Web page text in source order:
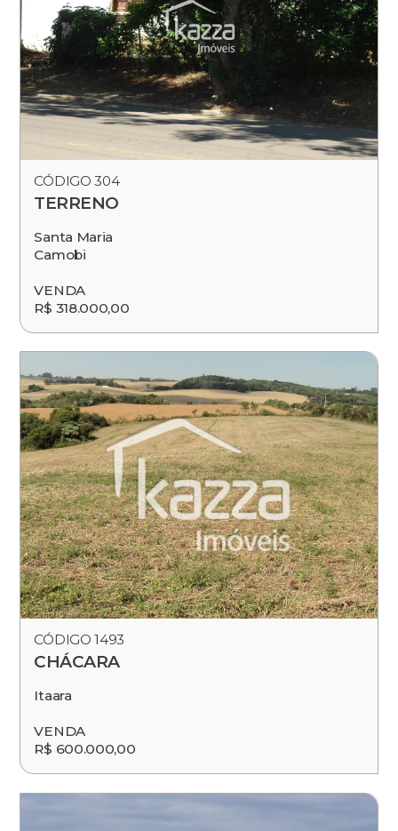
CÓDIGO 304
TERRENO
Santa Maria
Camobi
VENDA
R$ 318.000,00
CÓDIGO 1493
CHÁCARA
Itaara
VENDA
R$ 600.000,00